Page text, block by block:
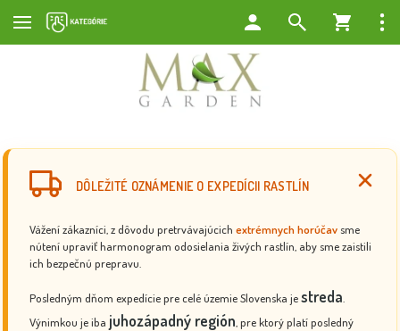
DÔLEŽITÉ OZNÁMENIE O EXPEDÍCII RASTLÍN
Vážení zákazníci, z dôvodu pretrvávajúcich extrémnych horúčav sme
nútení upraviť harmonogram odosielania živých rastlín, aby sme zaistili
ich bezpečnú prepravu.
Posledným dňom expedície pre celé územie Slovenska jestreda
Výnimkou je iba juhozápadný región , pre ktorý platí posledný